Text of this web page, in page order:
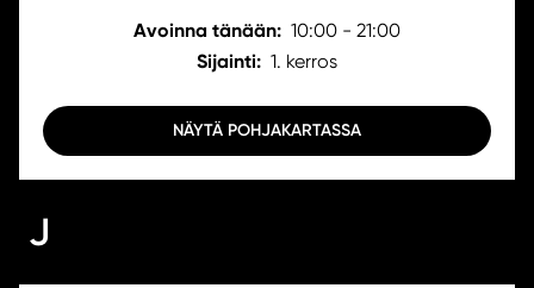
Avoinna tänään: 10:00 - 21:00
Sijainti: 1. kerros
NÄYTÄ POHJAKARTASSA
J